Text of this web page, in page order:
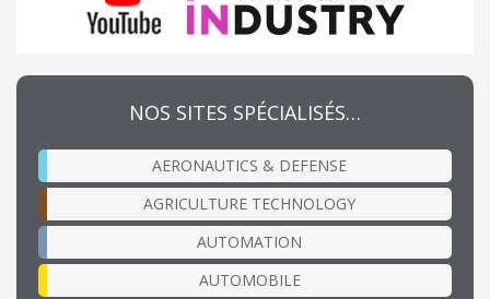
NOS SITES SPÉCIALISÉS…
AERONAUTICS & DEFENSE
AGRICULTURE TECHNOLOGY
AUTOMATION
AUTOMOBILE